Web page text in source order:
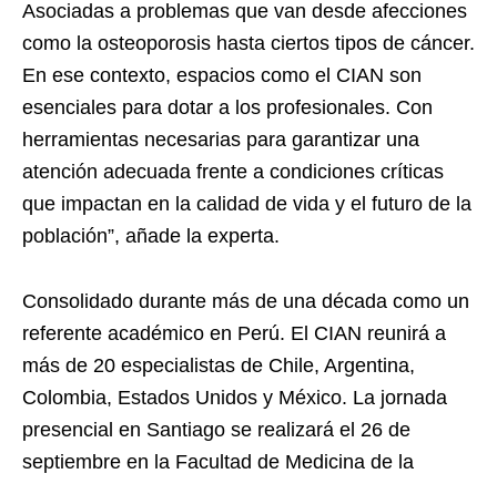
Asociadas a problemas que van desde afecciones
como la osteoporosis hasta ciertos tipos de cáncer.
En ese contexto, espacios como el CIAN son
esenciales para dotar a los profesionales. Con
herramientas necesarias para garantizar una
atención adecuada frente a condiciones críticas
que impactan en la calidad de vida y el futuro de la
población”, añade la experta.
Consolidado durante más de una década como un
referente académico en Perú. El CIAN reunirá a
más de 20 especialistas de Chile, Argentina,
Colombia, Estados Unidos y México. La jornada
presencial en Santiago se realizará el 26 de
septiembre en la Facultad de Medicina de la